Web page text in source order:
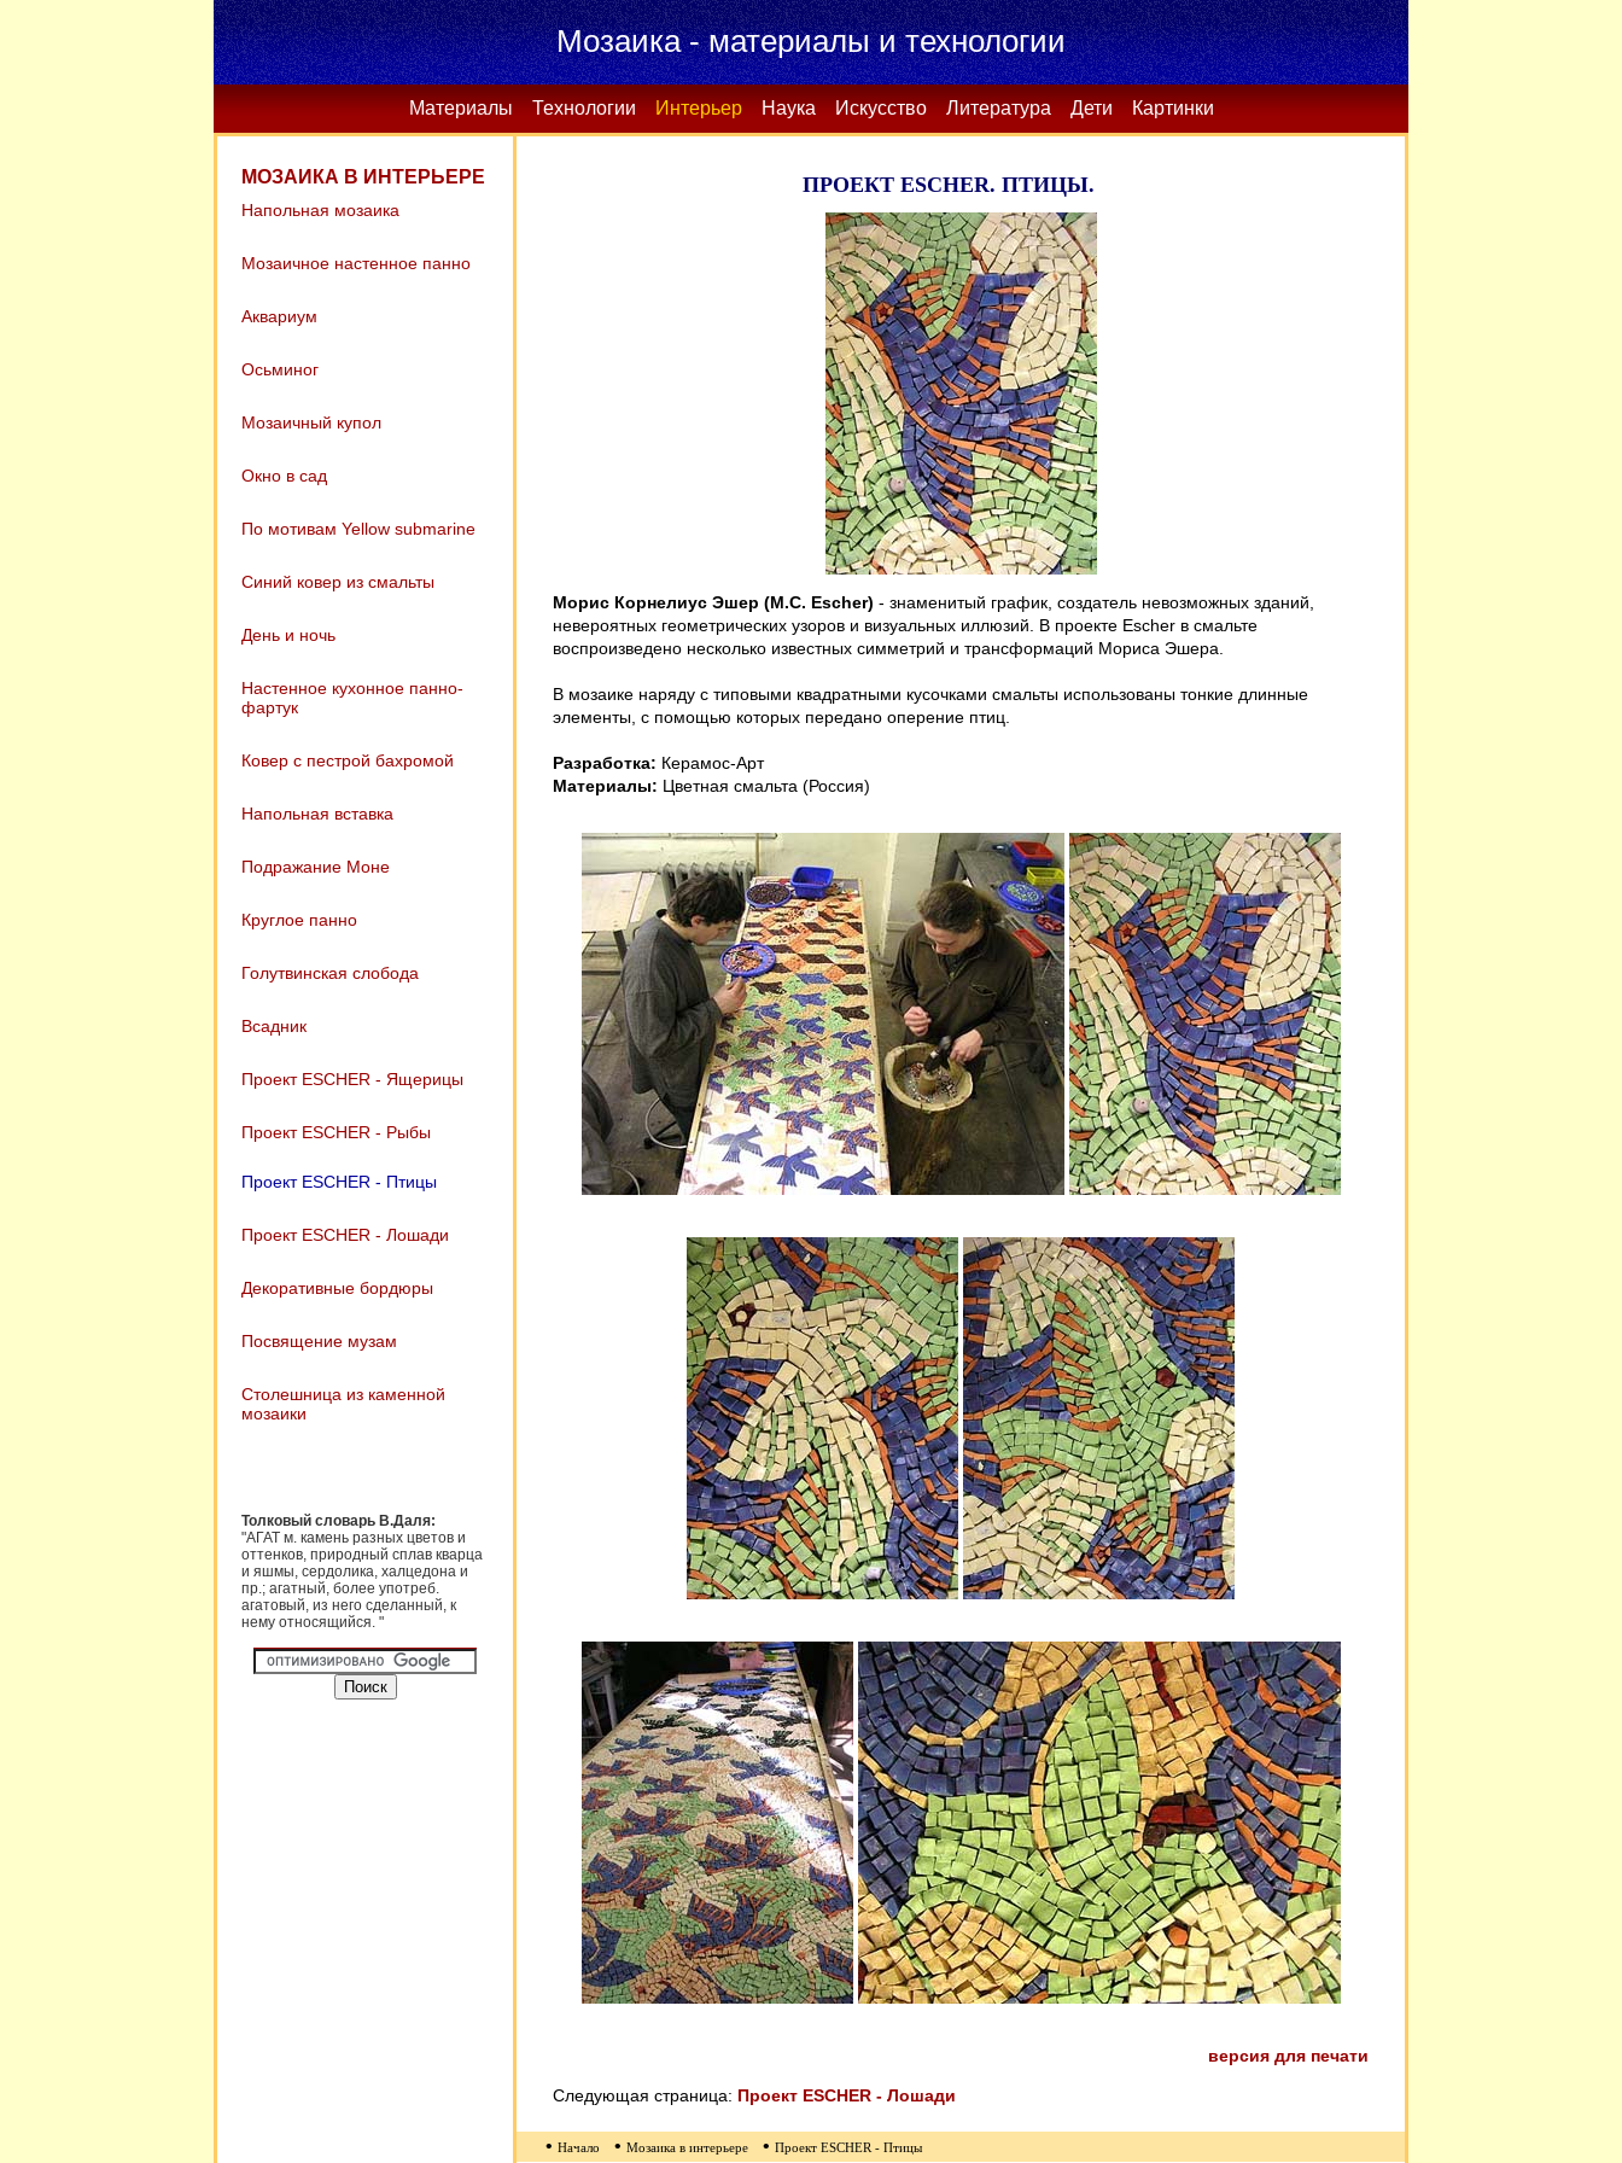
Мозаика - материалы и технологии
Материалы Технологии Интерьер Наука Искусство Литература Дети Картинки
МОЗАИКА В ИНТЕРЬЕРЕ
Напольная мозаика
Мозаичное настенное панно
Аквариум
Осьминог
Мозаичный купол
Окно в сад
По мотивам Yellow submarine
Синий ковер из смальты
День и ночь
Настенное кухонное панно-
фартук
Ковер с пестрой бахромой
Напольная вставка
Подражание Моне
Круглое панно
Голутвинская слобода
Всадник
Проект ESCHER - Ящерицы
Проект ESCHER - Рыбы
Проект ESCHER - Птицы
Проект ESCHER - Лошади
Декоративные бордюры
Посвящение музам
Столешница из каменной
мозаики
Толковый словарь В.Даля:
"АГАТ м. камень разных цветов и
оттенков, природный сплав кварца
и яшмы, сердолика, халцедона и
пр.; агатный, более употреб.
агатовый, из него сделанный, к
нему относящийся. "
ПРОЕКТ ESCHER. ПТИЦЫ.
Морис Корнелиус Эшер (M.C. Escher) - знаменитый график, создатель невозможных зданий,
невероятных геометрических узоров и визуальных иллюзий. В проекте Escher в смальте
воспроизведено несколько известных симметрий и трансформаций Мориса Эшера.
В мозаике наряду с типовыми квадратными кусочками смальты использованы тонкие длинные
элементы, с помощью которых передано оперение птиц.
Разработка: Керамос-Арт
Материалы: Цветная смальта (Россия)
версия для печати
Следующая страница: Проект ESCHER - Лошади
• Начало • Мозаика в интерьере • Проект ESCHER - Птицы